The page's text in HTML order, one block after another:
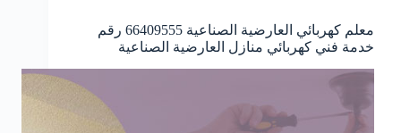
معلم كهربائي العارضية الصناعية 66409555 رقم
خدمة فني كهربائي منازل العارضية الصناعية